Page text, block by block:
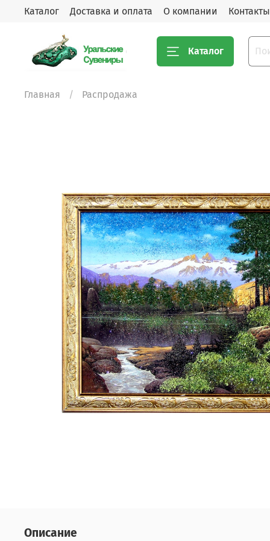
Каталог Доставка и оплата О компании Контакты
Каталог
Главная Распродажа
Описание